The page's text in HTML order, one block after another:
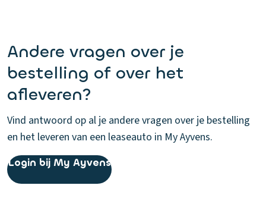
Andere vragen over je
bestelling of over het
afleveren?
Vind antwoord op al je andere vragen over je bestelling
en het leveren van een leaseauto in My Ayvens.
Login bij My Ayvens